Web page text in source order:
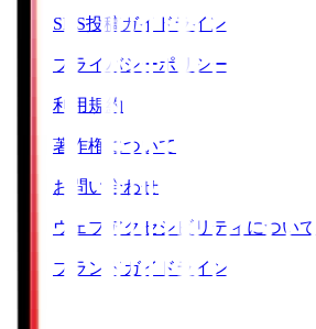
SNS投稿ガイドライン
プライバシーポリシー
利用規約
著作権について
お問い合わせ
ウェブアクセシビリティについて
ブランドガイドライン